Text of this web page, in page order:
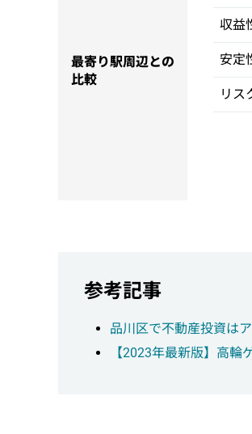
最寄り駅周辺との
比較
収益
安定
リス
参考記事
品川区で不動産投資は
【2023年最新版】高輪